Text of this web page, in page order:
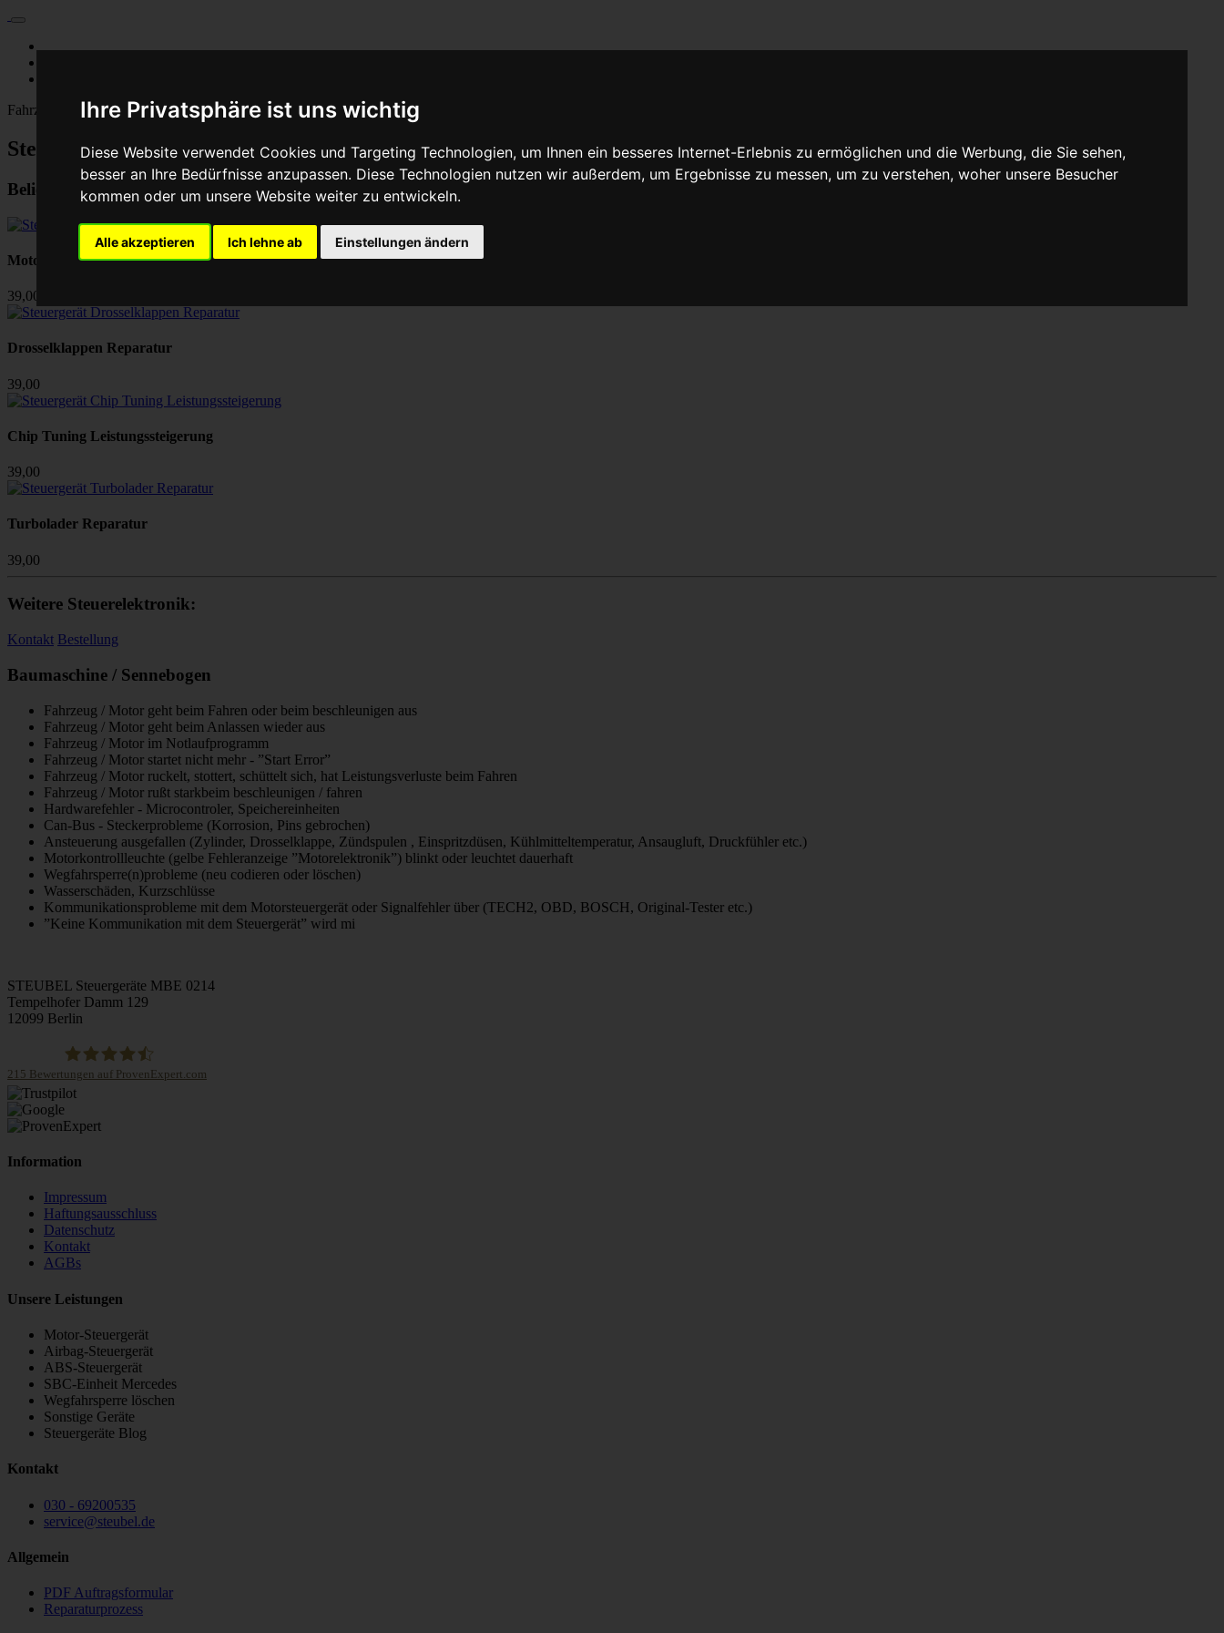
Ihre Privatsphäre ist uns wichtig
Diese Website verwendet Cookies und Targeting Technologien, um Ihnen ein besseres Internet-Erlebnis zu ermöglichen und die Werbung, die Sie sehen,
besser an Ihre Bedürfnisse anzupassen. Diese Technologien nutzen wir außerdem, um Ergebnisse zu messen, um zu verstehen, woher unsere Besucher
kommen oder um unsere Website weiter zu entwickeln.
Alle akzeptieren Ich lehne ab Einstellungen ändern
Fahrzeugmarken
Steuergerät reparieren - Baumaschine
Beliebte ECU-Reparaturen:
Motorsteuergerät Reparatur
39,00
Drosselklappen Reparatur
39,00
Chip Tuning Leistungssteigerung
39,00
Turbolader Reparatur
39,00
Weitere Steuerelektronik:
Kontakt Bestellung
Baumaschine / Sennebogen
Fahrzeug / Motor geht beim Fahren oder beim beschleunigen aus
Fahrzeug / Motor geht beim Anlassen wieder aus
Fahrzeug / Motor im Notlaufprogramm
Fahrzeug / Motor startet nicht mehr - ”Start Error”
Fahrzeug / Motor ruckelt, stottert, schüttelt sich, hat Leistungsverluste beim Fahren
Fahrzeug / Motor rußt starkbeim beschleunigen / fahren
Hardwarefehler - Microcontroler, Speichereinheiten
Can-Bus - Steckerprobleme (Korrosion, Pins gebrochen)
Ansteuerung ausgefallen (Zylinder, Drosselklappe, Zündspulen , Einspritzdüsen, Kühlmitteltemperatur, Ansaugluft, Druckfühler etc.)
Motorkontrollleuchte (gelbe Fehleranzeige ”Motorelektronik”) blinkt oder leuchtet dauerhaft
Wegfahrsperre(n)probleme (neu codieren oder löschen)
Wasserschäden, Kurzschlüsse
Kommunikationsprobleme mit dem Motorsteuergerät oder Signalfehler über (TECH2, OBD, BOSCH, Original-Tester etc.)
”Keine Kommunikation mit dem Steuergerät” wird mi
STEUBEL Steuergeräte MBE 0214
Tempelhofer Damm 129
12099 Berlin
STEUBEL Steuergeräte Annahme Filiale MBE 0214
215 Bewertungen auf ProvenExpert.com
Information
Impressum
Haftungsausschluss
Datenschutz
Kontakt
AGBs
Unsere Leistungen
Motor-Steuergerät
Airbag-Steuergerät
ABS-Steuergerät
SBC-Einheit Mercedes
Wegfahrsperre löschen
Sonstige Geräte
Steuergeräte Blog
Kontakt
030 - 69200535
service@steubel.de
Allgemein
PDF Auftragsformular
Reparaturprozess